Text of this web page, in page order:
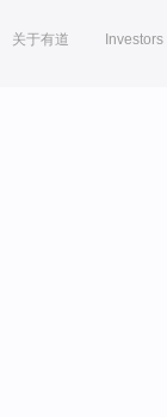
关于有道 Investors